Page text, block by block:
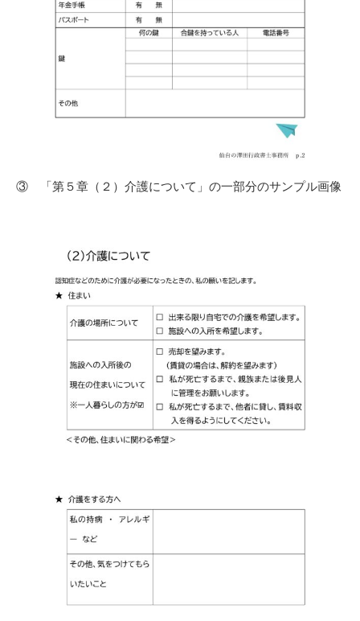
③ 「第５章（２）介護について」の一部分のサンプル画像